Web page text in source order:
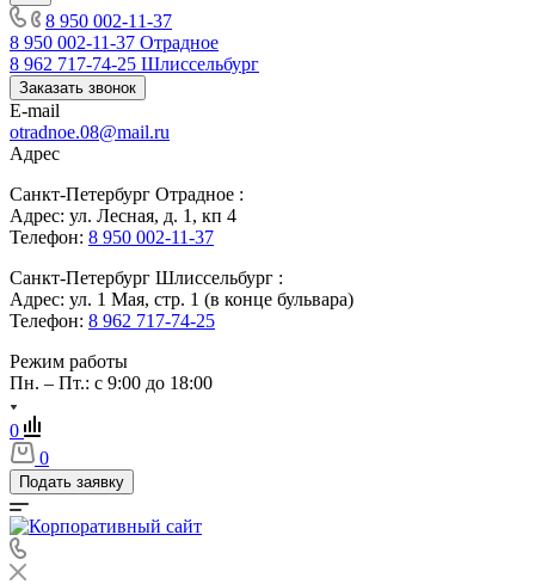
8 950 002-11-37
8 950 002-11-37 Отрадное
8 962 717-74-25 Шлиссельбург
Заказать звонок
E-mail
otradnoe.08@mail.ru
Адрес
Санкт-Петербург Отрадное :
Адрес: ул. Лесная, д. 1, кп 4
Телефон: 8 950 002-11-37
Санкт-Петербург Шлиссельбург :
Адрес: ул. 1 Мая, стр. 1 (в конце бульвара)
Телефон: 8 962 717-74-25
Режим работы
Пн. – Пт.: с 9:00 до 18:00
0
0
Подать заявку